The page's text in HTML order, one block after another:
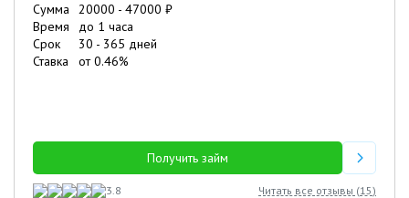
Сумма 20000 - 47000 ₽
Время
до 1 часа
Срок
30 - 365 дней
Ставка
от0.46%
Получить займ
3.8 Читать все отзывы (15)